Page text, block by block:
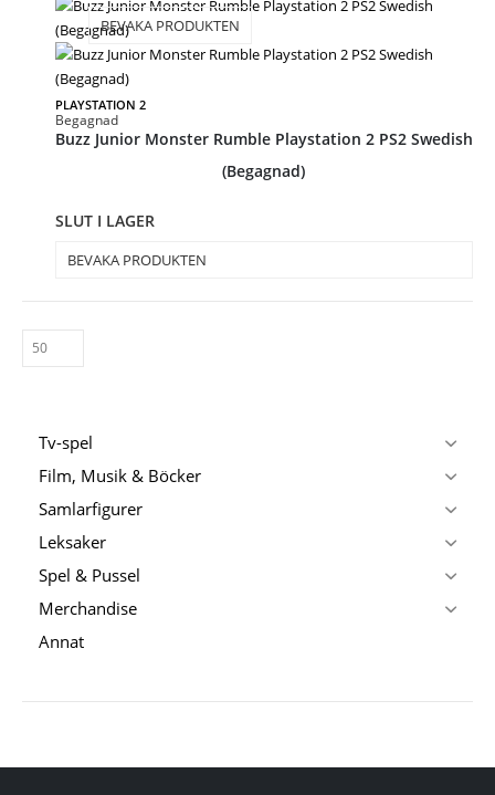
PLAYSTATION 2
Begagnad
BEVAKA PRODUKTEN
Buzz Junior Monster Rumble Playstation 2 PS2 Swedish
(Begagnad)
SLUT I LAGER
BEVAKA PRODUKTEN
Tv-spel
Film, Musik & Böcker
Samlarfigurer
Leksaker
Spel & Pussel
Merchandise
Annat